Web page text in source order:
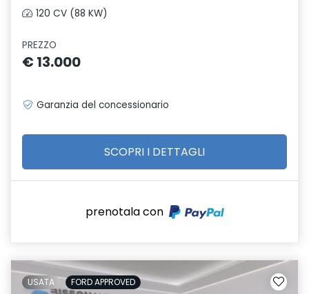
120 CV (88 KW)
PREZZO
€ 13.000
Garanzia del concessionario
SCOPRI I DETTAGLI
prenotala con
USATA FORD APPROVED